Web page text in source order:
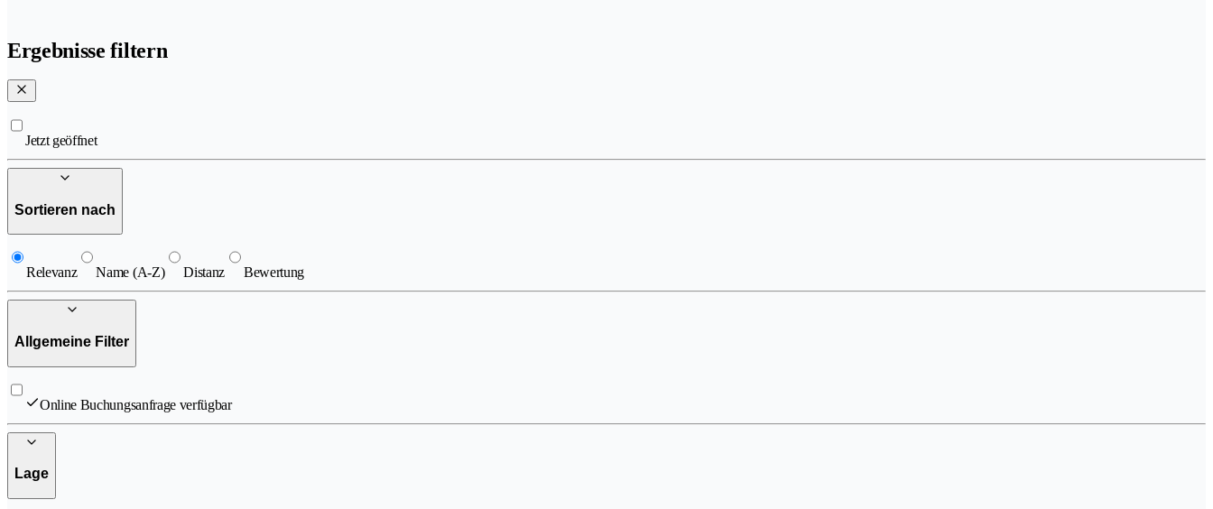
Ergebnisse filtern
Jetzt geöffnet
Sortieren nach
Relevanz Name (A-Z) Distanz Bewertung
Allgemeine Filter
Online Buchungsanfrage verfügbar
Lage